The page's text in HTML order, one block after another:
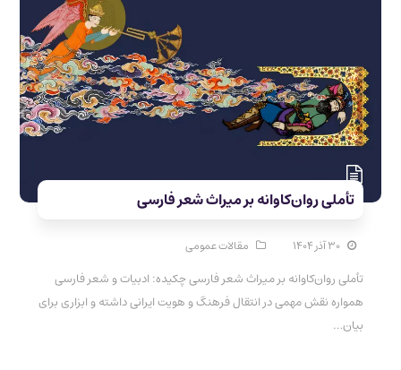
تأملی روان‌کاوانه بر میراث شعر فارسی
۳۰ آذر ۱۴۰۴ مقالات عمومی
تأملی روان‌کاوانه بر میراث شعر فارسی چکیده: ادبیات و شعر فارسی
همواره نقش مهمی در انتقال فرهنگ و هویت ایرانی داشته و ابزاری برای
بیان…